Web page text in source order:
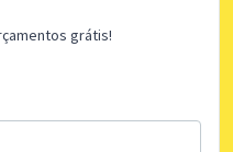
grátis!